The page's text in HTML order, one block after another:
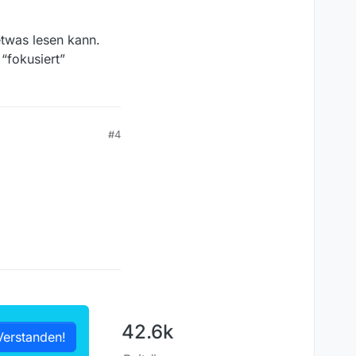
lesen kann.
#4
42.6k